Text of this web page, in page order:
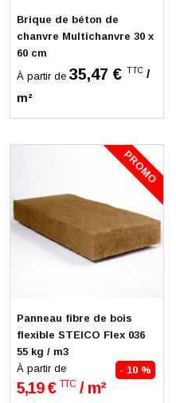
Brique de béton de
chanvre Multichanvre 30 x
60 cm
À partir de 35,47 € TTC /
m²
PROMO
Panneau fibre de bois
flexible STEICO Flex 036
55 kg / m3
À partir de
- 10 %
5,19 € TTC/ m²